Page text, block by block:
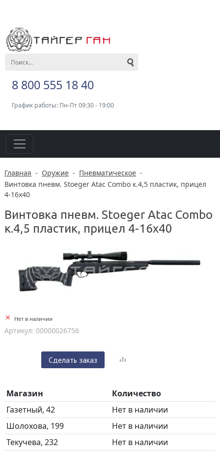
8 800 555 18 40
График работы: Пн-Пт 09:30 - 19:00
Главная - Оружие - Пневматическое -
Винтовка пневм. Stoeger Atac Combo к.4,5 пластик, прицел
4-16x40
Винтовка пневм. Stoeger Atac Combo
к.4,5 пластик, прицел 4-16x40
Нет в наличии
Артикул: 00000026756
Сделать заказ
Магазин
Количество
Газетный, 42
Нет в наличии
Шолохова, 199
Нет в наличии
Текучева, 232
Нет в наличии